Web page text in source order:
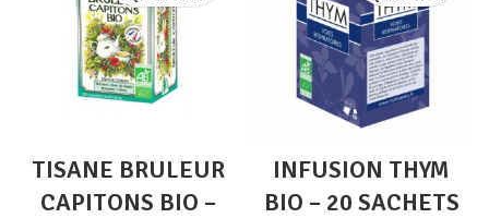
TISANE BRULEUR
CAPITONS BIO –
INFUSION THYM
BIO – 20 SACHETS